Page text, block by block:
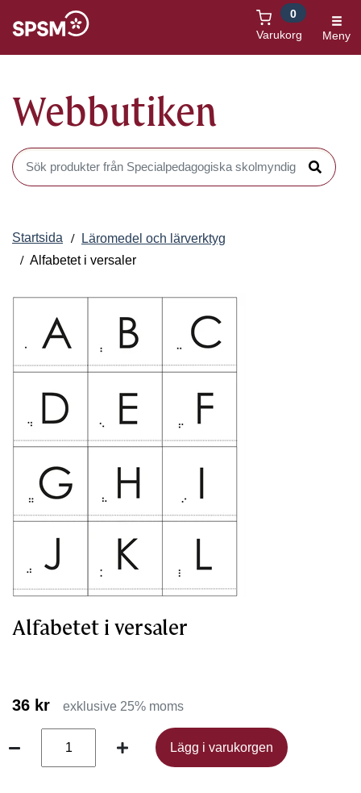
Varukorg
0
Meny
Webbutiken
Sök produkter i Webbutiken
Sök
Startsida
Läromedel och lärverktyg
Alfabetet i versaler
Alfabetet i versaler
36 kr exklusive 25% moms
Lägg i varukorgen
Lägg i varukorgen